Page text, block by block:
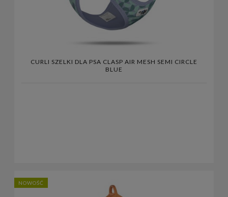
CURLI SZELKI DLA PSA CLASP AIR MESH SEMI CIRCLE
BLUE
NOWOŚĆ